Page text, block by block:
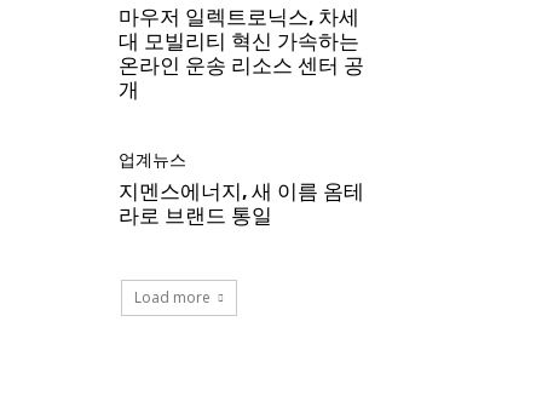
마우저 일렉트로닉스, 차세
대 모빌리티 혁신 가속하는
온라인 운송 리소스 센터 공
개
업계뉴스
지멘스에너지, 새 이름 옴테
라로 브랜드 통일
Load more